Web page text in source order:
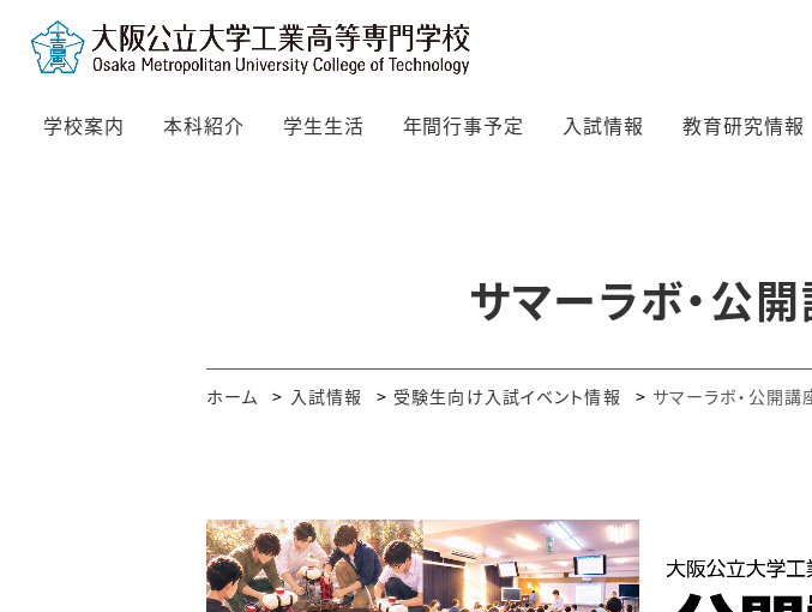
学校案内 本科紹介 学生生活 年間行事予定 入試情報 教育研究情報
サマーラボ・公
ホーム 入試情報 受験生向け入試イベント情報 サマーラボ・公開講